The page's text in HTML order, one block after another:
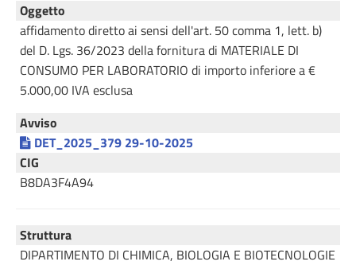
Oggetto
affidamento diretto ai sensi dell'art. 50 comma 1, lett. b)
del D. Lgs. 36/2023 della fornitura di MATERIALE DI
CONSUMO PER LABORATORIO di importo inferiore a €
5.000,00 IVA esclusa
Avviso
DET_2025_379 29-10-2025
CIG
B8DA3F4A94
Struttura
DIPARTIMENTO DI CHIMICA, BIOLOGIA E BIOTECNOLOGIE